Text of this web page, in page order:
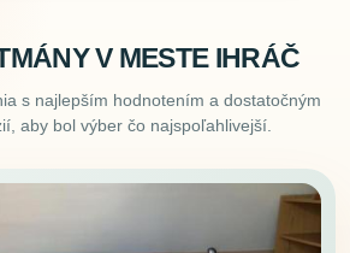
V MESTE IHRÁČ
s najlepším hodnotením a dostatočným
aby bol výber čo najspoľahlivejší.